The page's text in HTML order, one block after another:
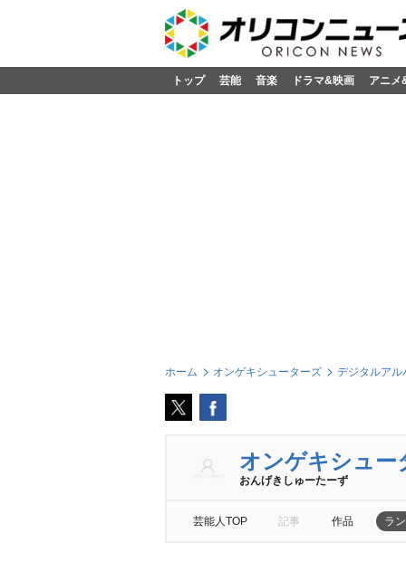
トップ 芸能 音楽 ドラマ&映画 アニメ
ホーム オンゲキシューターズ デジタルアル
オンゲキシュー
おんげきしゅーたーず
芸能人TOP 記事 作品 ラ